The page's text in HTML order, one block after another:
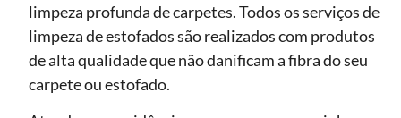
limpeza profunda de carpetes. Todos os serviços de
limpeza de estofados são realizados com produtos
de alta qualidade que não danificam a fibra do seu
carpete ou estofado.